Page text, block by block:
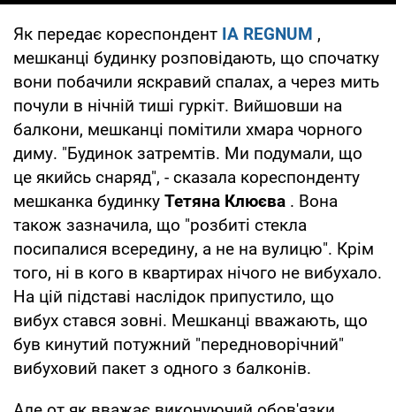
Як передає кореспондент ІА REGNUM ,
мешканці будинку розповідають, що спочатку
вони побачили яскравий спалах, а через мить
почули в нічній тиші гуркіт. Вийшовши на
балкони, мешканці помітили хмара чорного
диму. "Будинок затремтів. Ми подумали, що
це якийсь снаряд", - сказала кореспонденту
мешканка будинку Тетяна Клюєва . Вона
також зазначила, що "розбиті стекла
посипалися всередину, а не на вулицю". Крім
того, ні в кого в квартирах нічого не вибухало.
На цій підставі наслідок припустило, що
вибух стався зовні. Мешканці вважають, що
був кинутий потужний "передноворічний"
вибуховий пакет з одного з балконів.